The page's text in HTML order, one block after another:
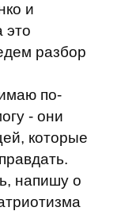
и
это
разбор
по-
- они
которые
напишу о